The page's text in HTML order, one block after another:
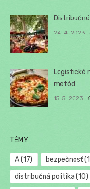
24. 4. 2023
Logistické
metód
15. 5. 2023
TÉMY
A(17) bezpečnosť
distribučná politika (10)